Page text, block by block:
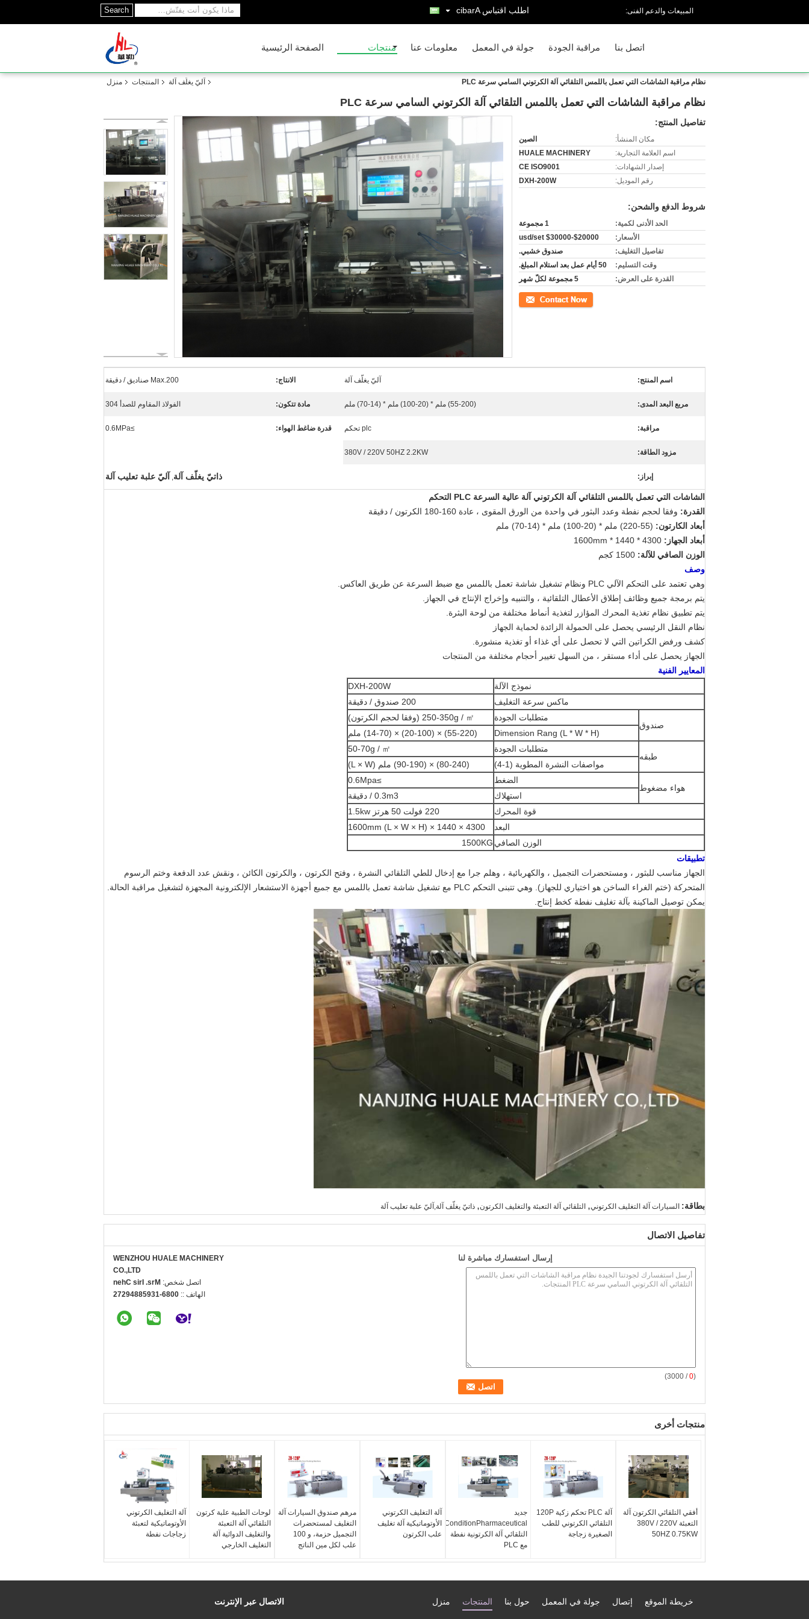
Search المبيعات والدعم الفنى: اطلب اقتباس Arabic
الصفحة الرئيسية منتجات معلومات عنا جولة في المعمل مراقبة الجودة اتصل بنا
منزل المنتجات آليّ يغلّف آلة نظام مراقبة الشاشات التي تعمل باللمس التلقائي آلة الكرتوني السامي سرعة PLC
نظام مراقبة الشاشات التي تعمل باللمس التلقائي آلة الكرتوني السامي سرعة PLC
تفاصيل المنتج:
مكان المنشأ:
الصين
اسم العلامة التجارية:
HUALE MACHINERY
إصدار الشهادات:
CE ISO9001
رقم الموديل:
DXH-200W
شروط الدفع والشحن:
الحد الأدنى لكمية:
1 مجموعة
الأسعار:
$20000-$30000 usd/set
تفاصيل التغليف:
صندوق خشبي.
وقت التسليم:
50 أيام عمل بعد استلام المبلغ.
القدرة على العرض:
5 مجموعة لكلّ شهر
اتصل
اسم المنتج: آليّ يغلّف آلة الانتاج: Max.200 صناديق / دقيقة
مربع البعد المدى: (55-200) ملم * (20-100) ملم * (14-70) ملم مادة تتكون: الفولاذ المقاوم للصدأ 304
مراقبة: plc تحكم قدرة ضاغط الهواء: ≥0.6MPa
مزود الطاقة: 380V / 220V 50HZ 2.2KW
إبراز: ذاتيّ يغلّف آلة, آليّ علبة تعليب آلة
الشاشات التي تعمل باللمس التلقائي آلة الكرتوني آلة عالية السرعة PLC التحكم
القدرة: وفقا لحجم نفطة وعدد البثور في واحدة من الورق المقوى ، عادة 160-180 الكرتون / دقيقة
أبعاد الكارتون: (55-220) ملم * (20-100) ملم * (14-70) ملم
أبعاد الجهاز:
الوزن الصافي للآلة:
وصف
وهي تعتمد على التحكم الآلي PLC ونظام تشغيل شاشة تعمل باللمس مع ضبط السرعة عن طريق العاكس.
يتم برمجة جميع وظائف إطلاق الأعطال التلقائية ، والتنبيه وإخراج الإنتاج في الجهاز.
يتم تطبيق نظام تغذية المحرك المؤازر لتغذية أنماط مختلفة من لوحة البثرة.
نظام النقل الرئيسي يحصل على الحمولة الزائدة لحماية الجهاز
كشف ورفض الكراتين التي لا تحصل على أي غذاء أو تغذية منشورة.
الجهاز يحصل على أداء مستقر ، من السهل تغيير أحجام مختلفة من المنتجات
المعايير الفنية
نموذج الآلة
DXH-200W
ماكس سرعة التغليف
200 صندوق / دقيقة
صندوق
متطلبات الجودة
250-350g / ㎡ (وفقا لحجم الكرتون)
Dimension Rang (L * W * H)
(55-220) × (20-100) × (14-70) ملم
طبقه
متطلبات الجودة
50-70g / ㎡
مواصفات النشرة المطوية (1-4)
(80-240) × (90-190) ملم (L × W)
هواء مضغوط
الضغط
≥0.6Mpa
استهلاك
0.3m3 / دقيقة
قوة المحرك
220 فولت 50 هرتز 1.5kw
البعد
4300 × 1440 × 1600mm (L × W × H)
الوزن الصافي 1500KG
تطبيقات
الجهاز مناسب للبثور ، ومستحضرات التجميل ، والكهربائية ، وهلم جرا مع إدخال للطي التلقائي النشرة ، وفتح الكرتون ، والكرتون الكائن ، ونقش عدد الدفعة وختم الرسوم
المتحركة (ختم الغراء الساخن هو اختياري للجهاز). وهي تتبنى التحكم PLC مع تشغيل شاشة تعمل باللمس مع جميع أجهزة الاستشعار الإلكترونية المجهزة لتشغيل مراقبة الحالة.
يمكن توصيل الماكينة بآلة تغليف نفطة كخط إنتاج.
بطاقة: السيارات آلة التغليف الكرتوني, التلقائي آلة التعبئة والتغليف الكرتون, ذاتيّ يغلّف آلة,آليّ علبة تعليب آلة
تفاصيل الاتصال
WENZHOU HUALE MACHINERY
CO.,LTD
اتصل شخص: Mrs. Iris Chen
الهاتف :: 0086-13958849272
إرسال استفسارك مباشرة لنا
(
0
/ 3000)
منتجات أخرى
آلة التغليف الكرتوني
الأوتوماتيكية لتعبئة
زجاجات نفطة
لوحات الطبية علبة كرتون
التلقائي آلة التعبئة
والتغليف الدوائية آلة
التغليف الخارجي
مرهم صندوق السيارات آلة
التغليف لمستحضرات
التجميل حزمة، و 100
علب لكل مين الناتج
آلة التغليف الكرتوني
الأوتوماتيكية آلة تغليف
علب الكرتون
جديد
ConditionPharmaceutical
التلقائي آلة الكرتونية نفطة
مع PLC
آلة PLC تحكم زكية 120P
التلقائي الكرتوني للطب
الصغيرة زجاجة
أفقي التلقائي الكرتون آلة
التعبئة 380V / 220V
50HZ 0.75KW
الاتصال عبر الإنترنت خريطة الموقع إتصال جولة في المعمل حول بنا المنتجات منزل